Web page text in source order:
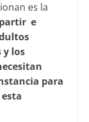
es la
e
y los
para